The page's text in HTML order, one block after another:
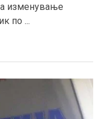
изменување
по ...